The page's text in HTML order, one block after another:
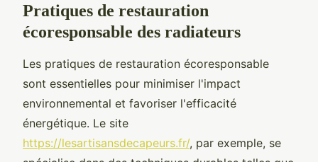
Pratiques de restauration
écoresponsable des radiateurs
Les pratiques de restauration écoresponsable
sont essentielles pour minimiser l'impact
environnemental et favoriser l'efficacité
énergétique. Le site
https://lesartisansdecapeurs.fr/, par exemple, se